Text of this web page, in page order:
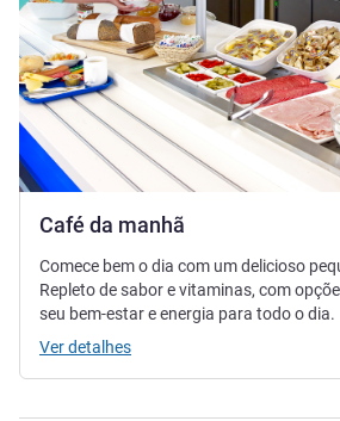
Café da manhã
Comece bem o dia com um delicioso
Repleto de sabor e vitaminas, com
seu bem-estar e energia para todo o dia.
Ver detalhes